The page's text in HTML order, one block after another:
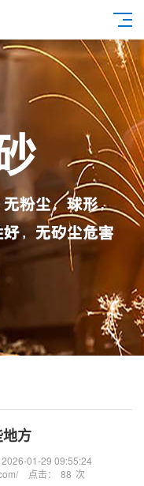
方
2026-01-29 09:55:24
点击： 88 次